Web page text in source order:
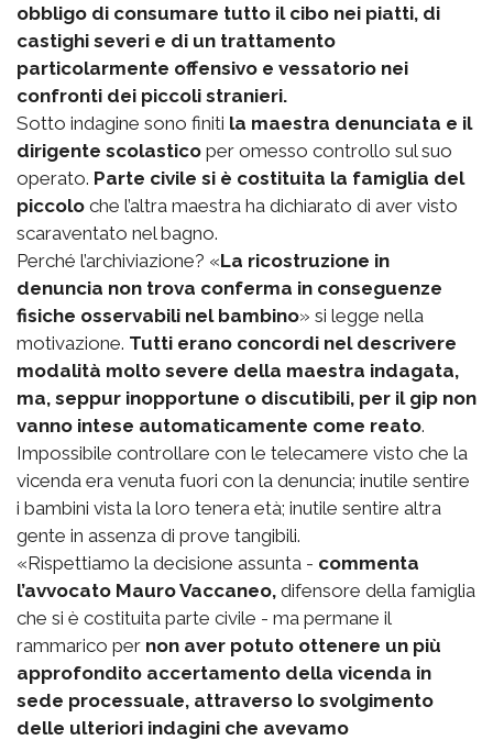
obbligo di consumare tutto il cibo nei piatti, di
castighi severi e di un trattamento
particolarmente offensivo e vessatorio nei
confronti dei piccoli stranieri.
Sotto indagine sono finiti la maestra denunciata e il
dirigente scolastico per omesso controllo sul suo
operato. Parte civile si è costituita la famiglia del
piccolo che l’altra maestra ha dichiarato di aver visto
scaraventato nel bagno.
Perché l’archiviazione? «La ricostruzione in
denuncia non trova conferma in conseguenze
fisiche osservabili nel bambino» si legge nella
motivazione. Tutti erano concordi nel descrivere
modalità molto severe della maestra indagata,
ma, seppur inopportune o discutibili, per il gip non
vanno intese automaticamente come reato.
Impossibile controllare con le telecamere visto che la
vicenda era venuta fuori con la denuncia; inutile sentire
i bambini vista la loro tenera età; inutile sentire altra
gente in assenza di prove tangibili.
«Rispettiamo la decisione assunta - commenta
l’avvocato Mauro Vaccaneo, difensore della famiglia
che si è costituita parte civile - ma permane il
rammarico per non aver potuto ottenere un più
approfondito accertamento della vicenda in
sede processuale, attraverso lo svolgimento
delle ulteriori indagini che avevamo